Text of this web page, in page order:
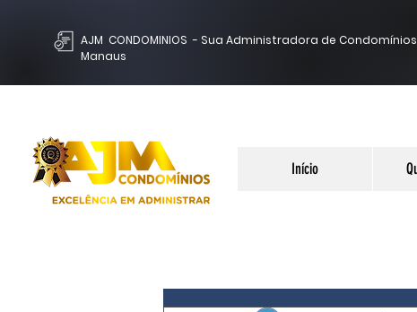
AJM CONDOMINIOS - Sua Administradora de
Manaus
Início